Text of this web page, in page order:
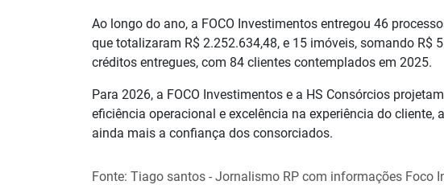
Ao longo do ano, a FOCO Investimentos entregou 46
que totalizaram R$ 2.252.634,48, e 15 imóveis, somando R$
créditos entregues, com 84 clientes contemplados em 2025.
Para 2026, a FOCO Investimentos e a HS Consórcios
eficiência operacional e excelência na experiência do
ainda mais a confiança dos consorciados.
Fonte: Tiago santos - Jornalismo RP com informações Foco